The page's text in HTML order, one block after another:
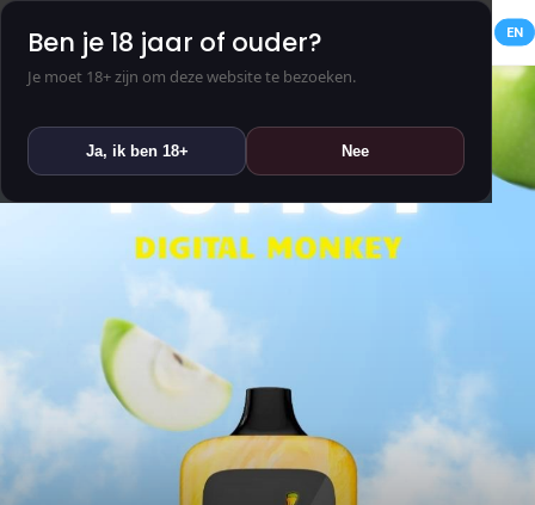
Ben je 18 jaar of ouder?
Je moet 18+ zijn om deze website te bezoeken.
Ja, ik ben 18+ Nee
EN